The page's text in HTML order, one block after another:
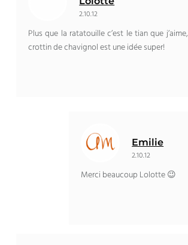
2.10.12
Plus que la ratatouille c’est le tian que
crottin de chavignol est une idée super!
Emilie
2.10.12
Merci beaucoup Lolotte 😉